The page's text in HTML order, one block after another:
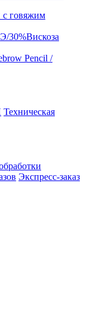
Техническая
Экспресс-заказ